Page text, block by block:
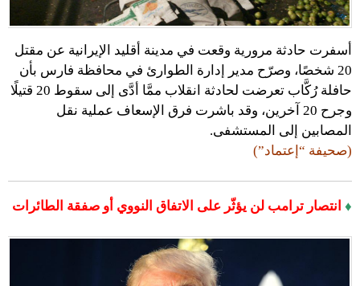
أسفرت حادثة مرورية وقعت في مدينة أقليد الإيرانية عن مقتل
20 شخصًا، وصرّح مدير إدارة الطوارئ في محافظة فارس بأن
حافلة رُكَّاب تعرضت لحادثة انقلاب ممَّا أدَّى إلى سقوط 20 قتيلًا
وجرح 20 آخرين، وقد باشرت فرق الإسعاف عملية نقل
المصابين إلى المستشفى.
(صحيفة “إعتماد”)
♦ انتصار ترامب لن يؤثّر على الاتفاق النووي أو صفقة الطائرات